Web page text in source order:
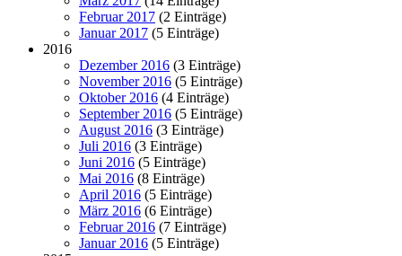
Februar 2017 (2 Einträge)
Januar 2017 (5 Einträge)
2016
Dezember 2016 (3 Einträge)
November 2016 (5 Einträge)
Oktober 2016 (4 Einträge)
September 2016 (5 Einträge)
August 2016 (3 Einträge)
Juli 2016 (3 Einträge)
Juni 2016 (5 Einträge)
Mai 2016 (8 Einträge)
April 2016 (5 Einträge)
März 2016 (6 Einträge)
Februar 2016 (7 Einträge)
Januar 2016 (5 Einträge)